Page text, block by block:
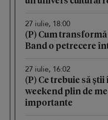
27 iulie, 18:00
(P) Cum
Band o petrecere
27 iulie, 16:02
(P) Ce trebuie să
weekend plin de
importante